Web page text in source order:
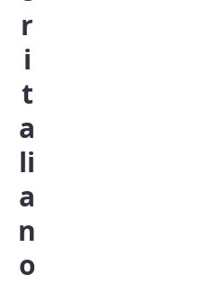
r
i
t
a
li
a
n
o